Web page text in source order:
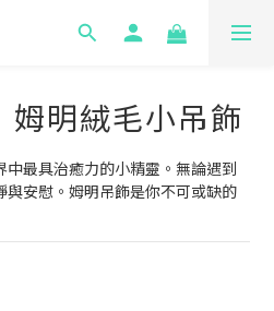
姆明絨毛小吊飾
最具治癒力的小精靈。無論遇到
安慰。姆明吊飾是你不可或缺的